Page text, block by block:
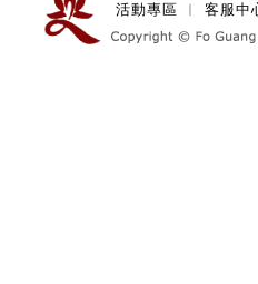
活動專區 ︱ 客服中